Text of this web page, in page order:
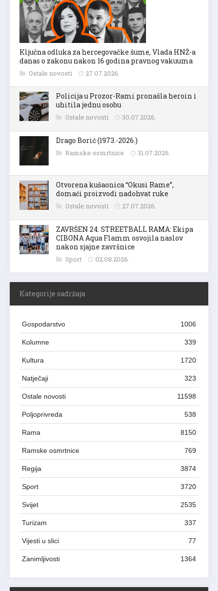
Ključna odluka za hercegovačke šume, Vlada HNŽ-a
danas o zakonu nakon 16 godina pravnog vakuuma
Ostale novosti 27.07.2026.
Policija u Prozor-Rami pronašla heroin i
uhitila jednu osobu
Ostale novosti 30.07.2026.
Drago Borić (1973.-2026.)
Ramske osmrtnice 31.07.2026.
Otvorena kušaonica “Okusi Rame”,
domaći proizvodi nadohvat ruke
Ostale novosti 27.07.2026.
ZAVRŠEN 24. STREETBALL RAMA: Ekipa
CIBONA Aqua Flamm osvojila naslov
nakon sjajne završnice
Sport 02.08.2026.
Kategorije sadržaja
Gospodarstvo 1006
Kolumne 339
Kultura 1720
Natječaji 323
Ostale novosti 11598
Poljoprivreda 538
Rama 8150
Ramske osmrtnice 769
Regija 3874
Sport 3720
Svijet 2535
Turizam 337
Vijesti u slici 77
Zanimljivosti 1364